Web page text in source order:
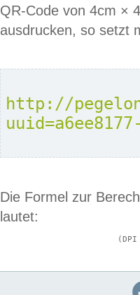
QR-Code von 4cm ×
ausdrucken, so setzt
http://
Die Formel zur
lautet: